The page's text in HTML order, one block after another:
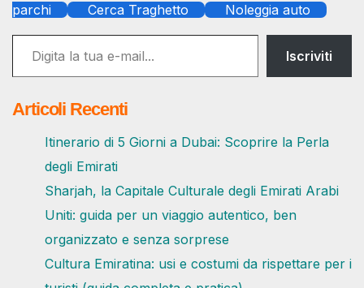
parchi
Cerca Traghetto
Noleggia auto
Digita la tua e-mail...
Iscriviti
Articoli Recenti
Itinerario di 5 Giorni a Dubai: Scoprire la Perla
degli Emirati
Sharjah, la Capitale Culturale degli Emirati Arabi
Uniti: guida per un viaggio autentico, ben
organizzato e senza sorprese
Cultura Emiratina: usi e costumi da rispettare per i